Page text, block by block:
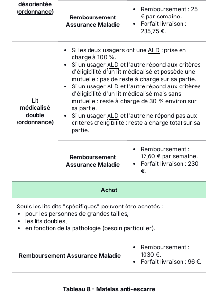
désorientée
(ordonnance)
Remboursement
Assurance Maladie
Remboursement : 25
€ par semaine.
Forfait livraison :
235,75 €.
Lit
médicalisé
double
(ordonnance)
Si les deux usagers ont une ALD : prise en
charge à 100 %.
Si un usager ALD et l'autre répond aux critères
d'éligibilité d'un lit médicalisé et possède une
mutuelle : pas de reste à charge sur sa partie.
Si un usager ALD et l'autre répond aux critères
d'éligibilité d'un lit médicalisé mais sans
mutuelle : reste à charge de 30 % environ sur
sa partie.
Si un usager ALD et l'autre ne répond pas aux
critères d'éligibilité : reste à charge total sur sa
partie.
Remboursement
Assurance Maladie
Remboursement :
12,60 € par semaine.
Forfait livraison : 230
€.
Achat
Seuls les lits dits "spécifiques" peuvent être achetés :
pour les personnes de grandes tailles,
les lits doubles,
en fonction de la pathologie (besoin particulier).
Remboursement Assurance Maladie
Remboursement :
1030 €.
Forfait livraison : 96 €.
Tableau 8 - Matelas anti-escarre